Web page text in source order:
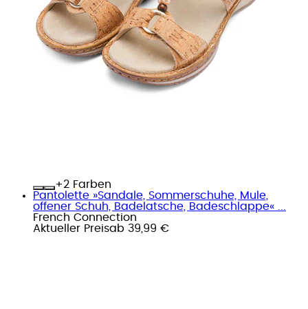
+
Farben
Pantolette »Sandale, Sommerschuhe, Mule,
offener Schuh, Badelatsche, Badeschlappe« ...
French Connection
Aktueller Preisab 39,99 €